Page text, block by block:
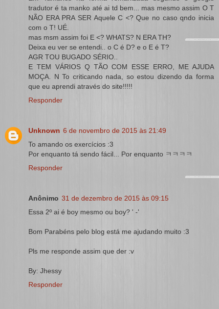
tradutor é ta manko até ai td bem... mas mesmo assim O T
NÃO ERA PRA SER Aquele C <? Que no caso qndo inicia
com o T! UÉ.
mas msm assim foi E <? WHATS? N ERA TH?
Deixa eu ver se entendi.. o C é D? e o E é T?
AGR TOU BUGADO SÉRIO..
E TEM VÁRIOS Q TÃO COM ESSE ERRO, ME AJUDA
MOÇA. N To criticando nada, so estou dizendo da forma
que eu aprendi através do site!!!!!
Responder
Unknown 6 de novembro de 2015 às 21:49
To amando os exercícios :3
Por enquanto tá sendo fácil... Por enquanto ㅋㅋㅋㅋ
Responder
Anônimo 31 de dezembro de 2015 às 09:15
Essa 2º ai é boy mesmo ou boy? ' -'
Bom Parabéns pelo blog está me ajudando muito :3
Pls me responde assim que der :v
By: Jhessy
Responder